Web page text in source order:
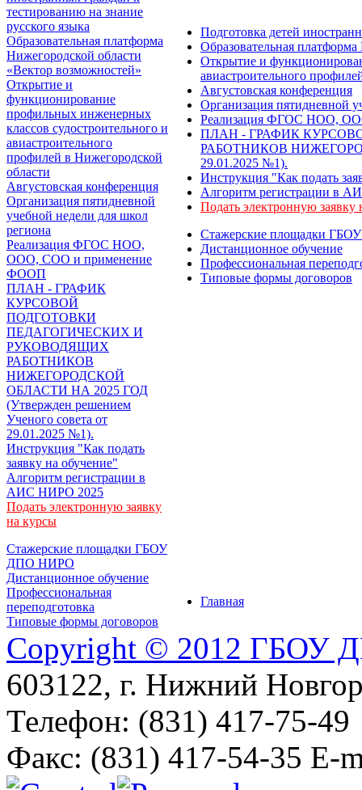
тестированию на знание
русского языка
Образовательная платформа
Нижегородской области
«Вектор возможностей»
Открытие и
функционирование
профильных инженерных
классов судостроительного и
авиастроительного
профилей в Нижегородской
области
Августовская конференция
Организация пятидневной
учебной недели для школ
региона
Реализация ФГОС НОО,
ООО, СОО и применение
ФООП
ПЛАН - ГРАФИК
КУРСОВОЙ
ПОДГОТОВКИ
ПЕДАГОГИЧЕСКИХ И
РУКОВОДЯЩИХ
РАБОТНИКОВ
НИЖЕГОРОДСКОЙ
ОБЛАСТИ НА 2025 ГОД
(Утвержден решением
Ученого совета от
29.01.2025 №1).
Инструкция "Как подать
заявку на обучение"
Алгоритм регистрации в
АИС НИРО 2025
Подать электронную заявку
на курсы
Стажерские площадки ГБОУ
ДПО НИРО
Дистанционное обучение
Профессиональная
переподготовка
Типовые формы договоров
Подготовка детей
Образовательная
Открытие и
авиастроительного
Августовская конференция
Организация пятидневной
Реализация ФГОС НОО,
ПЛАН - ГРАФИК
РАБОТНИКОВ
29.01.2025 №1).
Инструкция "Как подать
Алгоритм регистрации в
Подать электронную заявку
Стажерские площадки
Дистанционное обучение
Профессиональная
Типовые формы договоров
Главная
Copyright © 2012 ГБОУ
603122, г. Нижний
Телефон: (831) 417-75-49
Факс: (831) 417-54-35 E-